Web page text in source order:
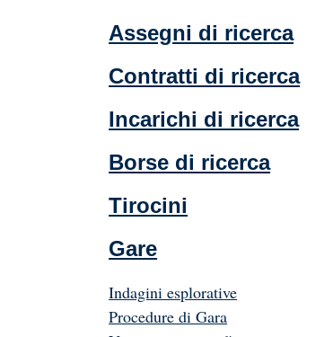
Assegni di ricerca
Contratti di ricerca
Incarichi di ricerca
Borse di ricerca
Tirocini
Gare
Indagini esplorative
Procedure di Gara